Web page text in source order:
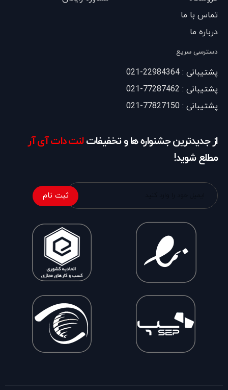
تماس با ما
درباره ما
دسترسی سریع
پشتیبانی : 22984364-021
پشتیبانی : 77287462-021
پشتیبانی : 77827150-021
از جدیدترین جشنواره ها و تخفیفاتلنت دات آی آر
مطلع شوید!
ثبت نام